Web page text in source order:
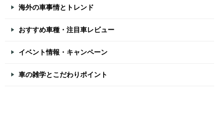
海外の車事情とトレンド
おすすめ車種・注目車レビュー
イベント情報・キャンペーン
車の雑学とこだわりポイント